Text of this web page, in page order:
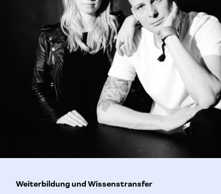
Weiterbildung und Wissenstransfer